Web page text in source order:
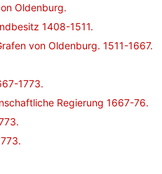
Oldenburg.
1408-1511.
von Oldenburg. 1511-1667.
1773.
Regierung 1667-76.